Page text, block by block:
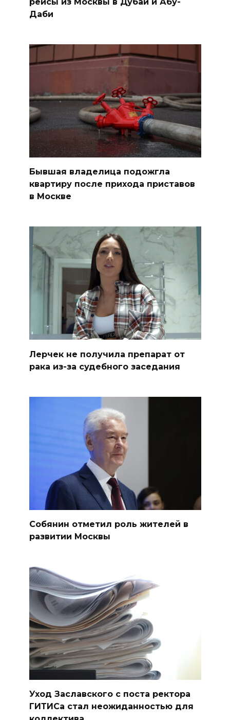
Даби
Бывшая владелица подожгла
квартиру после прихода приставов
в Москве
Лерчек не получила препарат от
рака из-за судебного заседания
Собянин отметил роль жителей в
развитии Москвы
Уход Заславского с поста ректора
ГИТИСа стал неожиданностью для